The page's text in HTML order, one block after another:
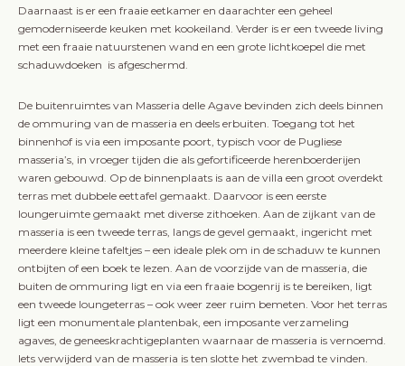
Daarnaast is er een fraaie eetkamer en daarachter een geheel
gemoderniseerde keuken met kookeiland. Verder is er een tweede living
met een fraaie natuurstenen wand en een grote lichtkoepel die met
schaduwdoeken is afgeschermd.
De buitenruimtes van Masseria delle Agave bevinden zich deels binnen
de ommuring van de masseria en deels erbuiten. Toegang tot het
binnenhof is via een imposante poort, typisch voor de Pugliese
masseria’s, in vroeger tijden die als gefortificeerde herenboerderijen
waren gebouwd. Op de binnenplaats is aan de villa een groot overdekt
terras met dubbele eettafel gemaakt. Daarvoor is een eerste
loungeruimte gemaakt met diverse zithoeken. Aan de zijkant van de
masseria is een tweede terras, langs de gevel gemaakt, ingericht met
meerdere kleine tafeltjes – een ideale plek om in de schaduw te kunnen
ontbijten of een boek te lezen. Aan de voorzijde van de masseria, die
buiten de ommuring ligt en via een fraaie bogenrij is te bereiken, ligt
een tweede loungeterras – ook weer zeer ruim bemeten. Voor het terras
ligt een monumentale plantenbak, een imposante verzameling
agaves, de geneeskrachtigeplanten waarnaar de masseria is vernoemd.
Iets verwijderd van de masseria is ten slotte het zwembad te vinden.